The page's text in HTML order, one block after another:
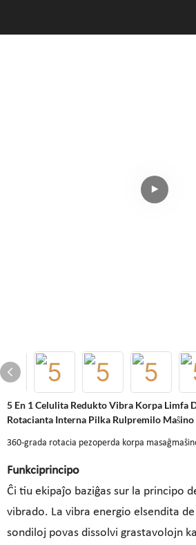
5 En 1 Celulita Redukto Vibra Korpa Limfa
Rotacianta Interna Pilka Rulpremilo Maŝino
360-grada rotacia pezoperda korpa
Funkciprincipo
Ĉi tiu ekipaĵo baziĝas sur la principo
vibrado. La vibra energio elsendita
sondiloj povas dissolvi grastavolojn